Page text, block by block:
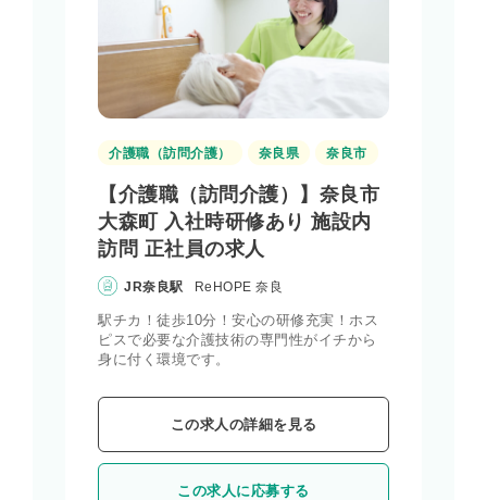
介護職（訪問介護） 奈良県 奈良市
【介護職（訪問介護）】奈良市
大森町 入社時研修あり 施設内
訪問 正社員の求人
JR奈良駅 ReHOPE 奈良
駅チカ！徒歩10分！安心の研修充実！ホス
ピスで必要な介護技術の専門性がイチから
身に付く環境です。
この求人の詳細を見る
この求人に応募する